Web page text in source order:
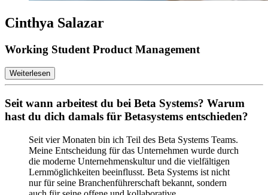
Cinthya Salazar
Working Student Product Management
Weiterlesen
Seit wann arbeitest du bei Beta Systems? Warum
hast du dich damals für Betasystems entschieden?
Seit vier Monaten bin ich Teil des Beta Systems Teams.
Meine Entscheidung für das Unternehmen wurde durch
die moderne Unternehmenskultur und die vielfältigen
Lernmöglichkeiten beeinflusst. Beta Systems ist nicht
nur für seine Branchenführerschaft bekannt, sondern